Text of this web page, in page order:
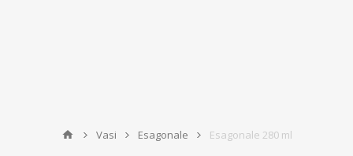
Vasi Esagonale Esagonale 280 ml